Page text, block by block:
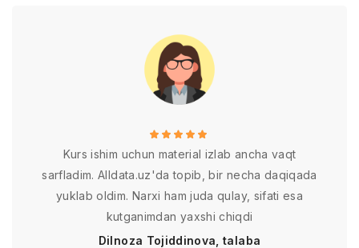
Kurs ishim uchun material izlab ancha vaqt
sarfladim. Alldata.uz'da topib, bir necha daqiqada
yuklab oldim. Narxi ham juda qulay, sifati esa
kutganimdan yaxshi chiqdi
Dilnoza Tojiddinova, talaba